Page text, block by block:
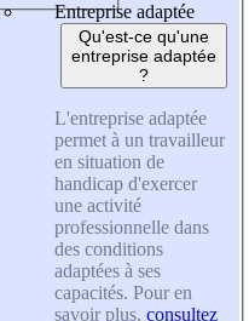
Entreprise adaptée
Qu'est-ce qu'une
entreprise adaptée
?
L'entreprise adaptée
permet à un travailleur
en situation de
handicap d'exercer
une activité
professionnelle dans
des conditions
adaptées à ses
capacités. Pour en
savoir plus, consultez